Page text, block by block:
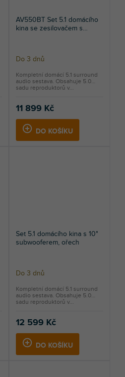
AV550BT Set 5.1 domácího
kina se zesilovačem s
Do 3 dnů
11 899 Kč
DO KOŠÍKU
Kompletní domácí 5.1 surround
audio sestava. Obsahuje 5.0
sadu reproduktorů v...
Set 5.1 domácího kina s 10"
subwooferem, ořech
Do 3 dnů
12 599 Kč
DO KOŠÍKU
Kompletní domácí 5.1 surround
audio sestava. Obsahuje 5.0
sadu reproduktorů v...